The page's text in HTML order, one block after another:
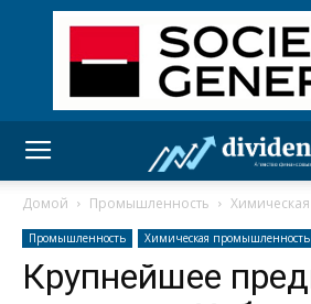
Домой Промышленность
Промышленность Химическая промышленность
Крупнейшее